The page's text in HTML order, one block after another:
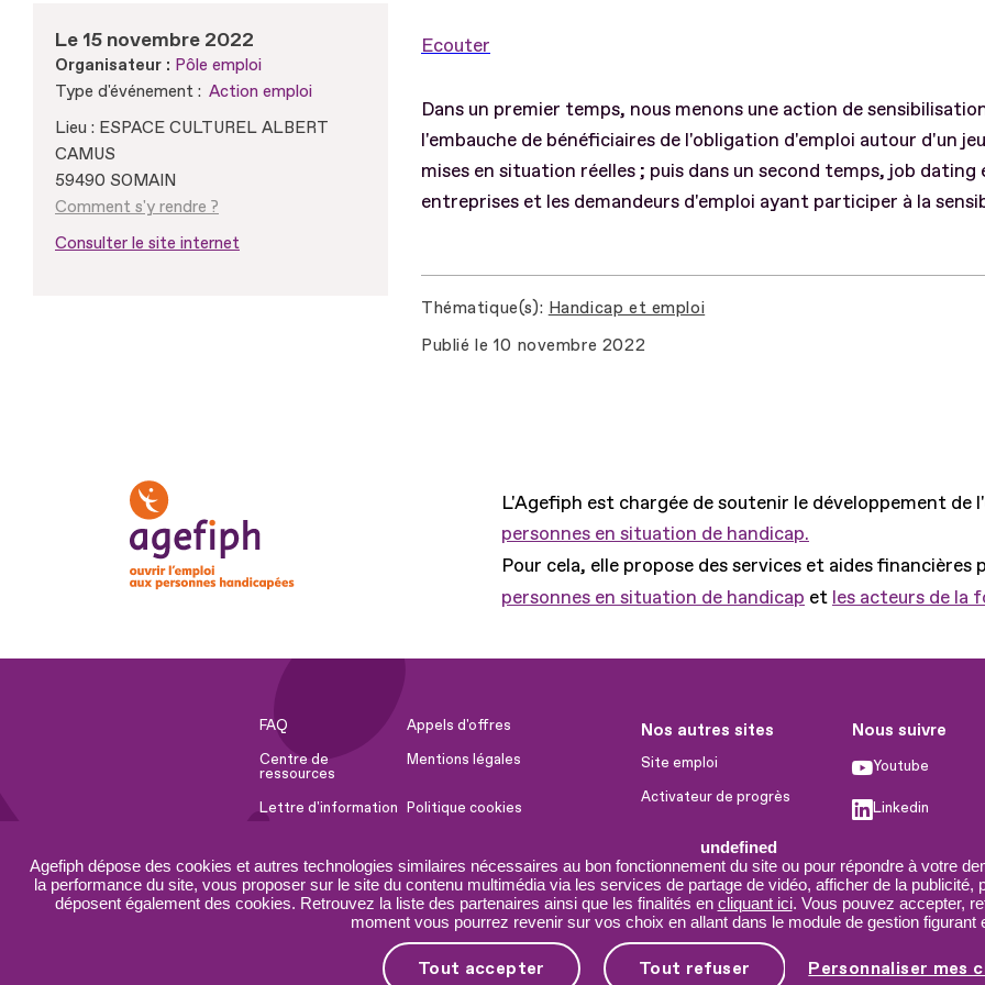
undefined
Agefiph dépose des cookies et autres technologies similaires nécessaires au bon fonctionnement du site ou pour répondre à votre
la performance du site, vous proposer sur le site du contenu multimédia via les services de partage de vidéo, afficher de la
déposent également des cookies. Retrouvez la liste des partenaires ainsi que les finalités en cliquant ici. Vous pouvez accepter,
moment vous pourrez revenir sur vos choix en allant dans le module de gestion figurant
Tout accepter Tout refuser Personnaliser mes
Le 15 novembre 2022
Organisateur : Pôle emploi
Type d'événement : Action emploi
Lieu : ESPACE CULTUREL ALBERT
CAMUS
59490 SOMAIN
Comment s'y rendre ?
Consulter le site internet
Ecouter
Dans un premier temps, nous menons une action de
l'embauche de bénéficiaires de l'obligation d'emploi autour d'un
mises en situation réelles ; puis dans un second temps, job dating
entreprises et les demandeurs d'emploi ayant participer à la
Thématique(s) Handicap et emploi
Publié le 10 novembre 2022
L'Agefiph est chargée de soutenir le développement de
personnes en situation de handicap.
Pour cela, elle propose des services et aides financières
personnes en situation de handicap et les acteurs de la
FAQ
Appels d'offres
Centre de
ressources
Mentions légales
Lettre d'information Politique cookies
Accessibilité :
partiellement
conforme
Plan du site
Nos autres sites
Site emploi
Activateur de progrès
Innovation et recherche
Université du RRH
Service AppuiPro
Nous suivre
Youtube
Linkedin
X